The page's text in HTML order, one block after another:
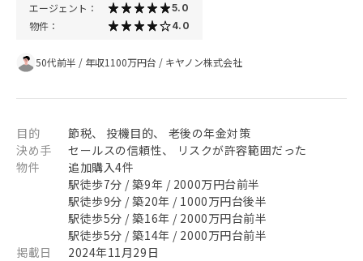
エージェント： 5.0
物件： 4.0
50代前半 / 年収1100万円台 / キヤノン株式会社
目的
節税、 投機目的、 老後の年金対策
決め手
セールスの信頼性、 リスクが許容範囲だった
物件
追加購入4件
駅徒歩7分 / 築9年 / 2000万円台前半
駅徒歩9分 / 築20年 / 1000万円台後半
駅徒歩5分 / 築16年 / 2000万円台前半
駅徒歩5分 / 築14年 / 2000万円台前半
掲載日
2024年11月29日